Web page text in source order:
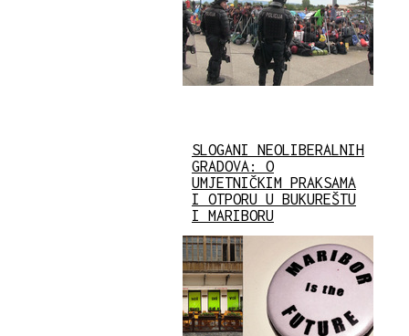
SLOGANI NEOLIBERALNIH
GRADOVA: O
UMJETNIČKIM PRAKSAMA
I OTPORU U BUKUREŠTU
I MARIBORU